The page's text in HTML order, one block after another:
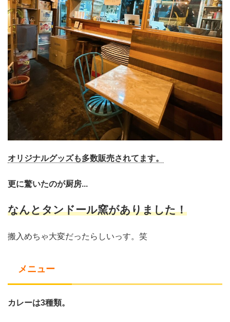
オリジナルグッズも多数販売されてます。
更に驚いたのが厨房...
なんとタンドール窯がありました！
搬入めちゃ大変だったらしいっす。笑
メニュー
カレーは3種類。